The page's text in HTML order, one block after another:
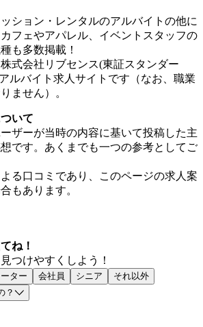
ション・レンタルのアルバイトの他に
フェやアパレル、イベントスタッフの
も多数掲載！
株式会社リブセンス(東証スタンダー
ルバイト求人サイトです（なお、職業
ません）。
いて
ザーが当時の内容に基いて投稿した主
です。あくまでも一つの参考としてご
る口コミであり、このページの求人案
もあります。
ね！
つけやすくしよう！
ター 会社員 シニア
それ以外
？